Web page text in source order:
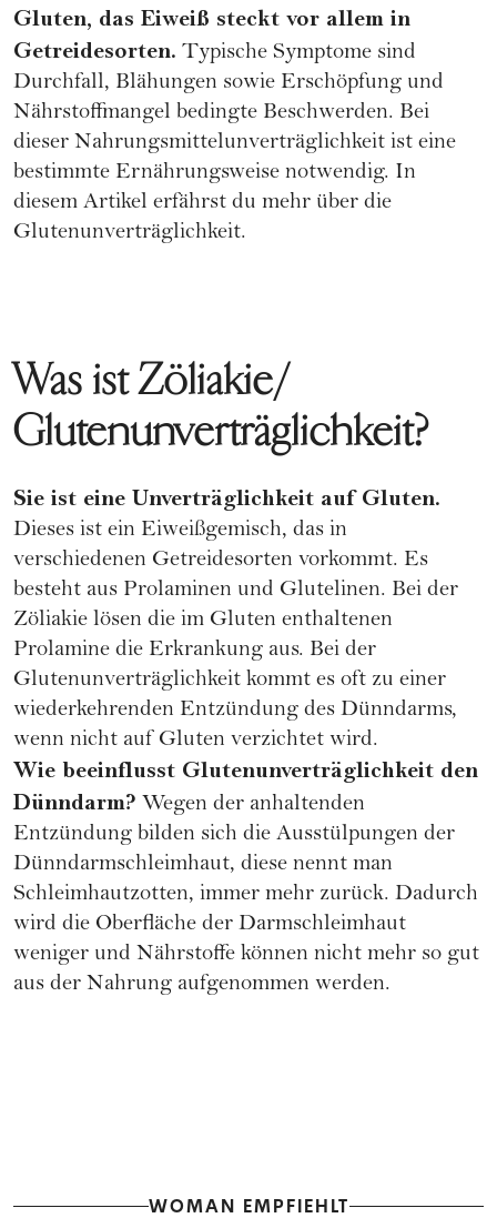
Gluten, das Eiweiß steckt vor allem in
Getreidesorten. Typische Symptome sind
Durchfall, Blähungen sowie Erschöpfung und
Nährstoffmangel bedingte Beschwerden. Bei
dieser Nahrungsmittelunverträglichkeit ist eine
bestimmte Ernährungsweise notwendig. In
diesem Artikel erfährst du mehr über die
Glutenunverträglichkeit.
Was ist Zöliakie/
Glutenunverträglichkeit?
Sie ist eine Unverträglichkeit auf Gluten.
Dieses ist ein Eiweißgemisch, das in
verschiedenen Getreidesorten vorkommt. Es
besteht aus Prolaminen und Glutelinen. Bei der
Zöliakie lösen die im Gluten enthaltenen
Prolamine die Erkrankung aus. Bei der
Glutenunverträglichkeit kommt es oft zu einer
wiederkehrenden Entzündung des Dünndarms,
wenn nicht auf Gluten verzichtet wird.
Wie beeinflusst Glutenunverträglichkeit den
Dünndarm? Wegen der anhaltenden
Entzündung bilden sich die Ausstülpungen der
Dünndarmschleimhaut, diese nennt man
Schleimhautzotten, immer mehr zurück. Dadurch
wird die Oberfläche der Darmschleimhaut
weniger und Nährstoffe können nicht mehr so gut
aus der Nahrung aufgenommen werden.
WOMAN EMPFIEHLT